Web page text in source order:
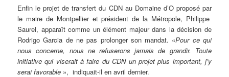
Enfin le projet de transfert du CDN au Domaine d’O proposé par
le maire de Montpellier et président de la Métropole, Philippe
Saurel, apparaît comme un élément majeur dans la décision de
Rodrigo Garcia de ne pas prolonger son mandat. «Pour ce qui
nous concerne, nous ne refuserons jamais de grandir. Toute
initiative qui viserait à faire du CDN un projet plus important, j’y
serai favorable », indiquait-il en avril dernier.